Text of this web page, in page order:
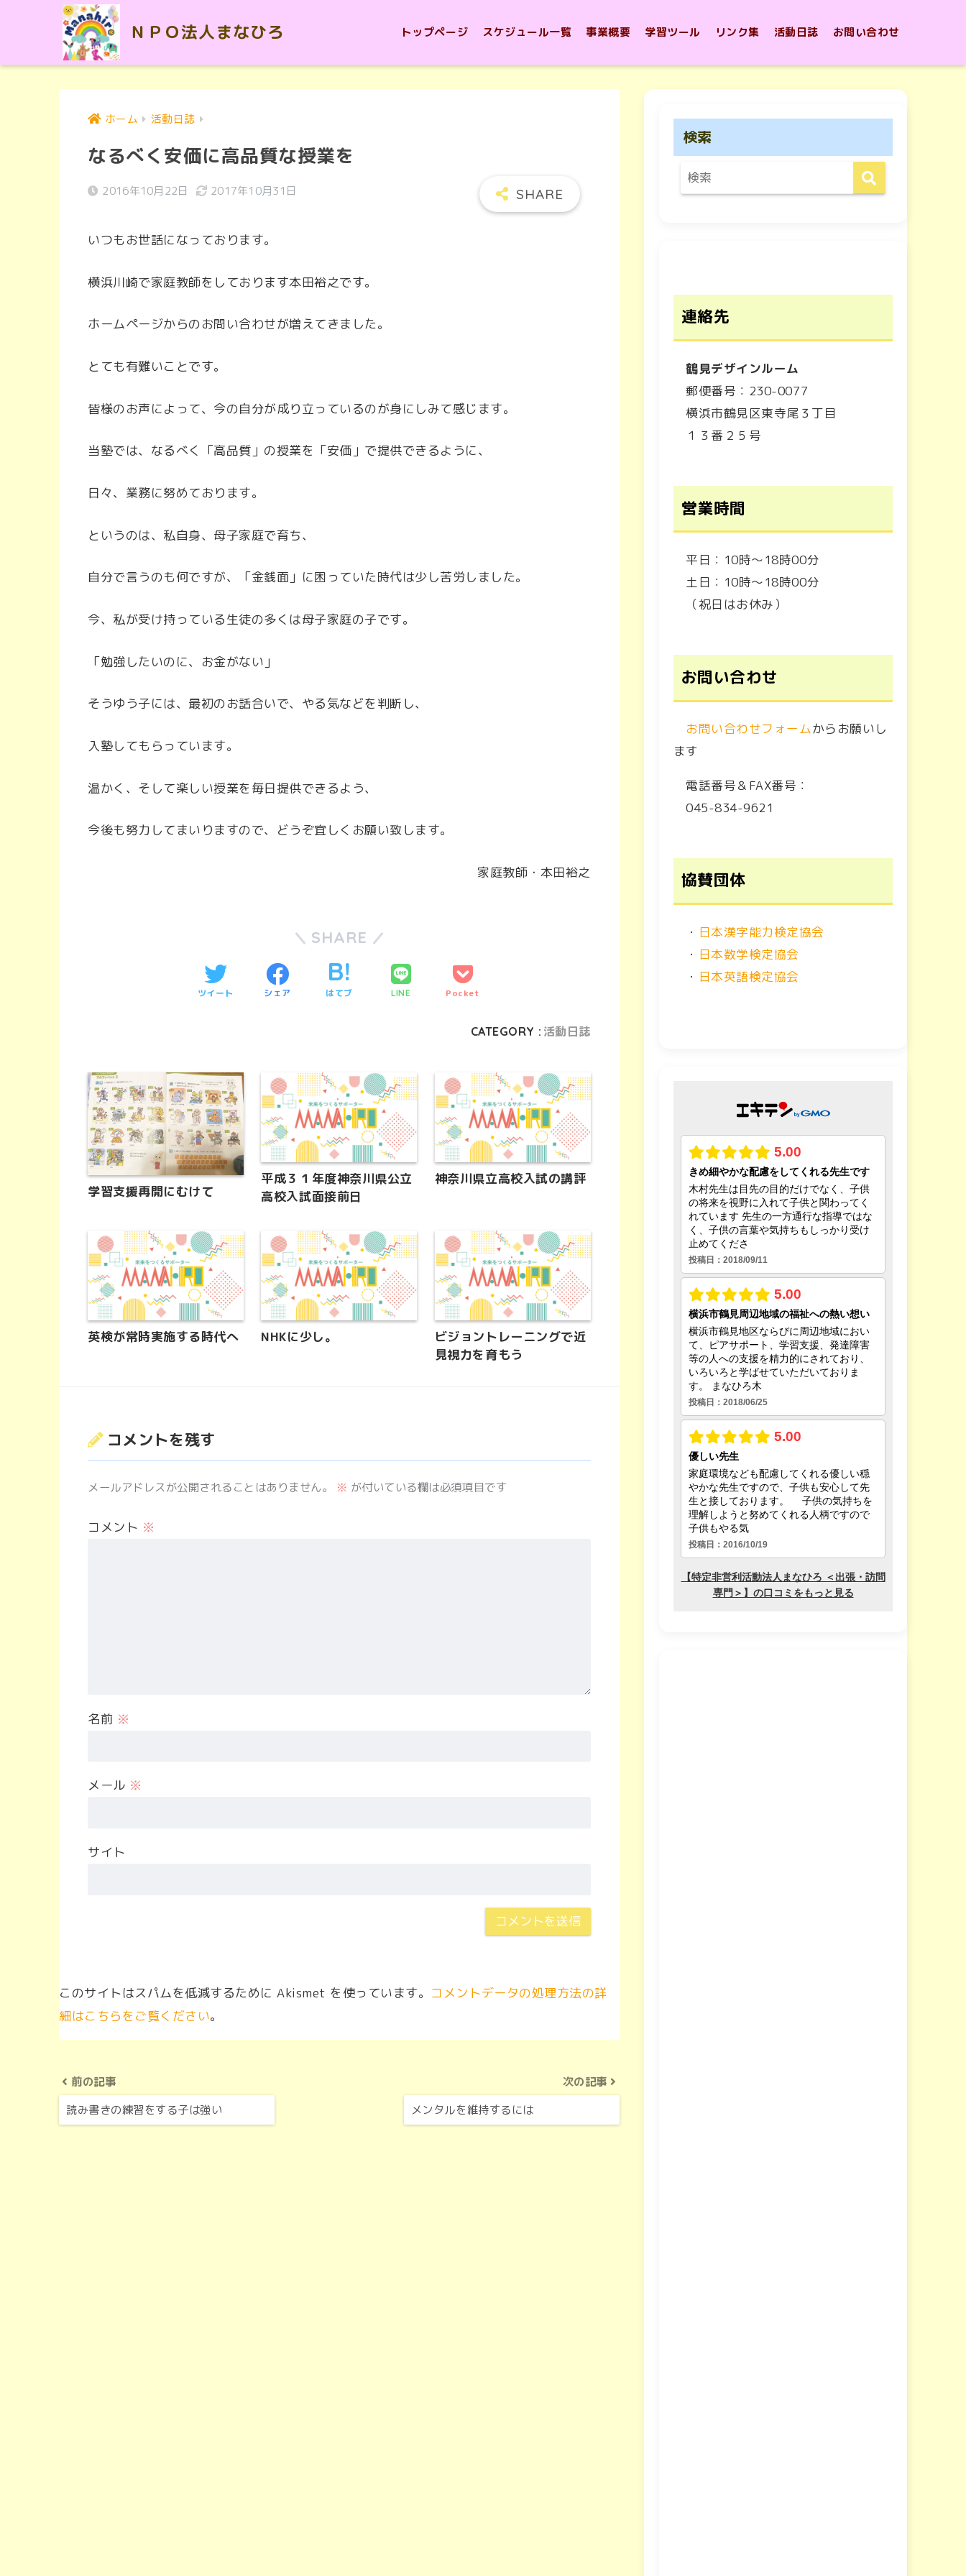
ＮＰＯ法人まなひろ トップページ スケジュール一覧 事業概要 学習ツール リンク集 活動日誌 お問い合わせ
ホーム 活動日誌
なるべく安価に高品質な授業を
2016年10月22日 2017年10月31日
いつもお世話になっております。
横浜川崎で家庭教師をしております本田裕之です。
ホームページからのお問い合わせが増えてきました。
とても有難いことです。
皆様のお声によって、今の自分が成り立っているのが身にしみて感じます。
当塾では、なるべく「高品質」の授業を「安価」で提供できるように、
日々、業務に努めております。
というのは、私自身、母子家庭で育ち、
自分で言うのも何ですが、「金銭面」に困っていた時代は少し苦労しました。
今、私が受け持っている生徒の多くは母子家庭の子です。
「勉強したいのに、お金がない」
そうゆう子には、最初のお話合いで、やる気などを判断し、
入塾してもらっています。
温かく、そして楽しい授業を毎日提供できるよう、
今後も努力してまいりますので、どうぞ宜しくお願い致します。
家庭教師・本田裕之
SHARE
ツイート シェア はてブ LINE Pocket
CATEGORY : 活動日誌
学習支援再開にむけて
平成３１年度神奈川県公立
高校入試面接前日
神奈川県立高校入試の講評
英検が常時実施する時代へ NHKに少し。
ビジョントレーニングで近
見視力を育もう
コメントを残す
メールアドレスが公開されることはありません。 ※ が付いている欄は必須項目です
コメント ※
名前 ※
メール ※
サイト
このサイトはスパムを低減するために Akismet を使っています。 コメントデータの処理方法の詳
細はこちらをご覧ください。
前の記事
読み書きの練習をする子は強い
次の記事
メンタルを維持するには
検索
連絡先
鶴見デザインルーム
郵便番号：230-0077
横浜市鶴見区東寺尾３丁目
１３番２５号
営業時間
平日：10時～18時00分
土日：10時～18時00分
（祝日はお休み）
お問い合わせ
お問い合わせフォームからお願いし
ます
電話番号＆FAX番号：
045-834-9621
協賛団体
・ 日本漢字能力検定協会
・ 日本数学検定協会
・ 日本英語検定協会